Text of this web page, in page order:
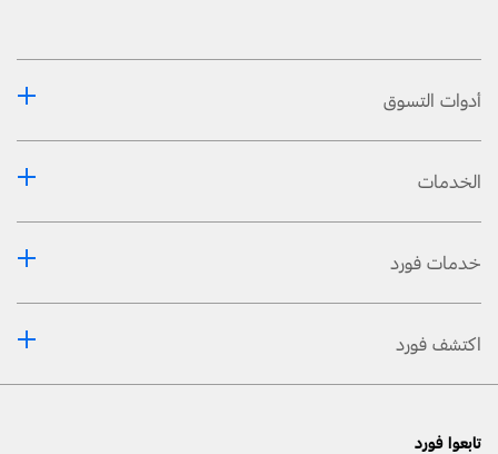
أدوات التسوق
الخدمات
خدمات فورد
اكتشف فورد
تابعوا فورد